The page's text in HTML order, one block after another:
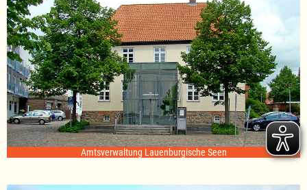
Amtsverwaltung Lauenburgische Seen